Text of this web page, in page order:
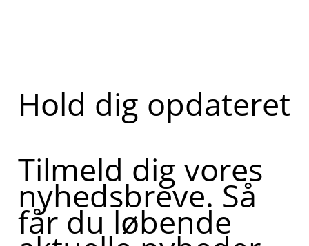
Hold dig opdateret
Tilmeld dig vores
nyhedsbreve. Så
får du løbende